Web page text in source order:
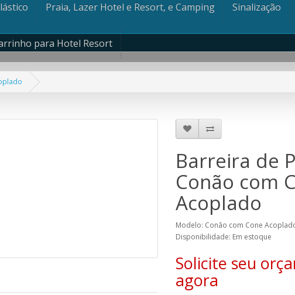
Praia, Lazer Hotel e Resort, e Camping Sinalização
para Hotel Resort
Barreira de
Conão com
Acoplado
Modelo: Conão com Cone
Disponibilidade: Em estoque
Solicite seu
agora